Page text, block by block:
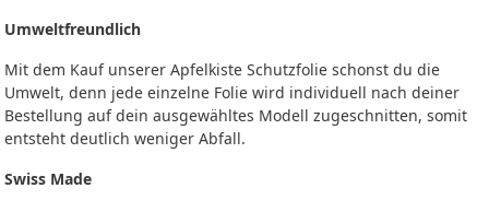
Umweltfreundlich
Mit dem Kauf unserer Apfelkiste Schutzfolie schonst du die
Umwelt, denn jede einzelne Folie wird individuell nach deiner
Bestellung auf dein ausgewähltes Modell zugeschnitten, somit
entsteht deutlich weniger Abfall.
Swiss Made